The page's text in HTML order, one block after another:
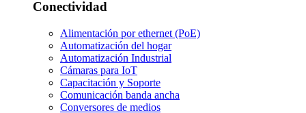
Conectividad
Alimentación por ethernet (PoE)
Automatización del hogar
Automatización Industrial
Cámaras para IoT
Capacitación y Soporte
Comunicación banda ancha
Conversores de medios